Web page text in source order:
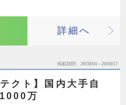
詳細へ
掲載期間 26/08/04～26/08/17
クト】国内大手自
万